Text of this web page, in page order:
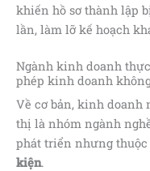
khiến hồ sơ thành lập
lần, làm lỡ kế hoạch
Ngành kinh doanh
phép kinh doanh
Về cơ bản, kinh doanh
thị là nhóm ngành
phát triển nhưng
kiện.